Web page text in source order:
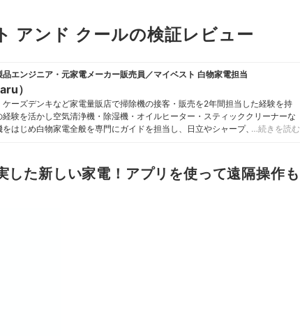
アンド クールの検証レビュー
エンジニア・元家電メーカー販売員／マイベスト 白物家電担当
）
ーズデンキなど家電量販店で掃除機の接客・販売を2年間担当した経験を持
験を活かし空気清浄機・除湿機・オイルヒーター・スティッククリーナーな
はじめ白物家電全般を専門にガイドを担当し、日立やシャープ、パナソニッ
までひとつひとつ丁寧に確認しながらコンテンツ制作を行う。
プロフィール
…続きを読む
した新しい家電！アプリを使って遠隔操作も